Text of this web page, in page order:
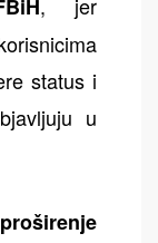
, jer
status i
u
proširenje